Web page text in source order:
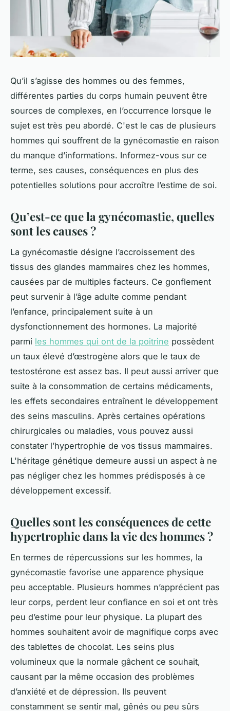
Qu’il s’agisse des hommes ou des femmes,
différentes parties du corps humain peuvent être
sources de complexes, en l’occurrence lorsque le
sujet est très peu abordé. C'est le cas de plusieurs
hommes qui souffrent de la gynécomastie en raison
du manque d’informations. Informez-vous sur ce
terme, ses causes, conséquences en plus des
potentielles solutions pour accroître l’estime de soi.
Qu’est-ce que la gynécomastie, quelles
sont les causes ?
La gynécomastie désigne l’accroissement des
tissus des glandes mammaires chez les hommes,
causées par de multiples facteurs. Ce gonflement
peut survenir à l’âge adulte comme pendant
l’enfance, principalement suite à un
dysfonctionnement des hormones. La majorité
parmi les hommes qui ont de la poitrine possèdent
un taux élevé d’œstrogène alors que le taux de
testostérone est assez bas. Il peut aussi arriver que
suite à la consommation de certains médicaments,
les effets secondaires entraînent le développement
des seins masculins. Après certaines opérations
chirurgicales ou maladies, vous pouvez aussi
constater l’hypertrophie de vos tissus mammaires.
L'héritage génétique demeure aussi un aspect à ne
pas négliger chez les hommes prédisposés à ce
développement excessif.
Quelles sont les conséquences de cette
hypertrophie dans la vie des hommes ?
En termes de répercussions sur les hommes, la
gynécomastie favorise une apparence physique
peu acceptable. Plusieurs hommes n’apprécient pas
leur corps, perdent leur confiance en soi et ont très
peu d’estime pour leur physique. La plupart des
hommes souhaitent avoir de magnifique corps avec
des tablettes de chocolat. Les seins plus
volumineux que la normale gâchent ce souhait,
causant par la même occasion des problèmes
d’anxiété et de dépression. Ils peuvent
constamment se sentir mal, gênés ou peu sûrs